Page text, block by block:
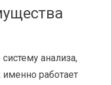
анализа,
работает